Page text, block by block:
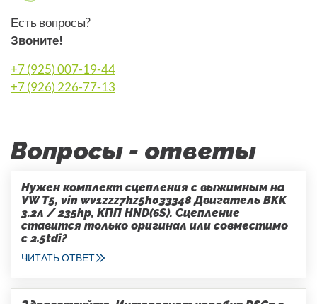
Есть вопросы?
Звоните!
+7 (925) 007-19-44
+7 (926) 226-77-13
Вопросы - ответы
Нужен комплект сцепления с выжимным на
VW T5, vin wv1zzz7hz5h033348 Двигатель BKK
3.2л / 235hp, КПП HND(6S). Сцепление
ставится только оригинал или совместимо
с 2.5tdi?
ЧИТАТЬ ОТВЕТ